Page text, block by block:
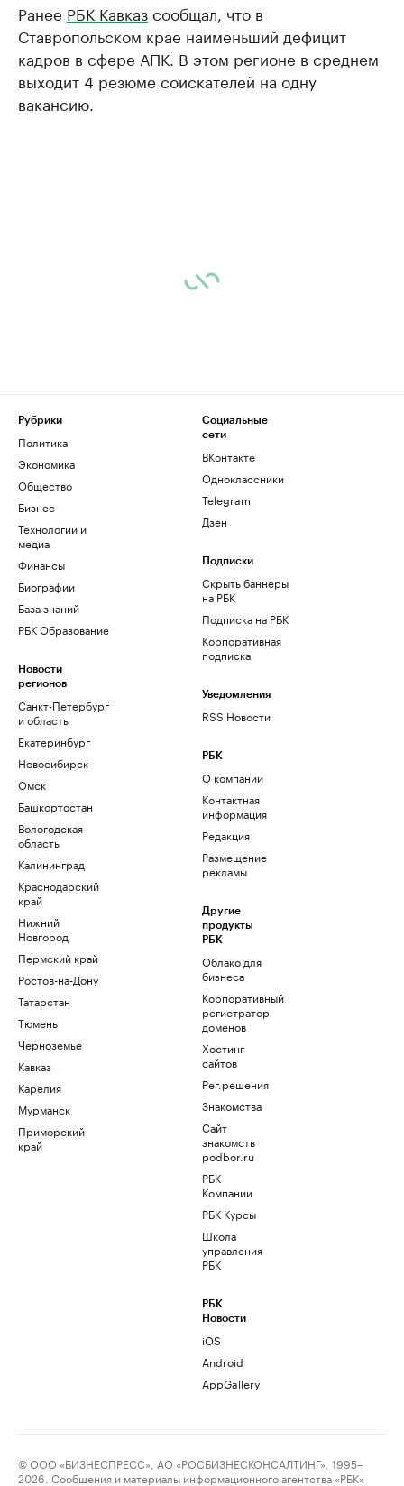
Ранее РБК Кавказсообщал, что в
Ставропольском крае наименьший дефицит
кадров в сфере АПК. В этом регионе в среднем
выходит 4 резюме соискателей на одну
вакансию.
Рубрики
Политика
Экономика
Общество
Бизнес
Технологии и
медиа
Финансы
Биографии
База знаний
РБК Образование
Новости
регионов
Санкт-Петербург
и область
Екатеринбург
Новосибирск
Омск
Башкортостан
Вологодская
область
Калининград
Краснодарский
край
Нижний
Новгород
Пермский край
Ростов-на-Дону
Татарстан
Тюмень
Черноземье
Кавказ
Карелия
Мурманск
Приморский
край
Социальные
сети
ВКонтакте
Одноклассники
Telegram
Дзен
Подписки
Скрыть баннеры
на РБК
Подписка на РБК
Корпоративная
подписка
Уведомления
RSS Новости
РБК
О компании
Контактная
информация
Редакция
Размещение
рекламы
Другие
продукты
РБК
Облако для
бизнеса
Корпоративный
регистратор
доменов
Хостинг
сайтов
Рег.решения
Знакомства
Сайт
знакомств
podbor.ru
РБК
Компании
РБК Курсы
Школа
управления
РБК
РБК
Новости
iOS
Android
AppGallery
© ООО «БИЗНЕСПРЕСС», АО «РОСБИЗНЕСКОНСАЛТИНГ», 1995–
2026. Сообщения и материалы информационного агентства «РБК»